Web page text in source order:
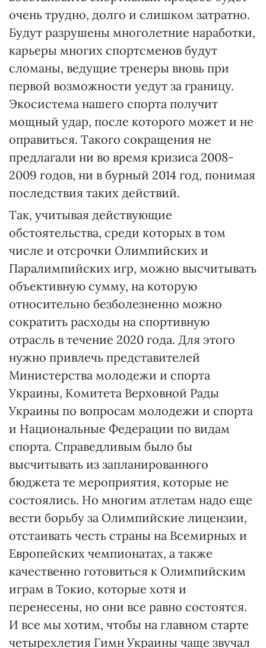
очень трудно, долго и слишком затратно.
Будут разрушены многолетние наработки,
карьеры многих спортсменов будут
сломаны, ведущие тренеры вновь при
первой возможности уедут за границу.
Экосистема нашего спорта получит
мощный удар, после которого может и не
оправиться. Такого сокращения не
предлагали ни во время кризиса 2008-
2009 годов, ни в бурный 2014 год, понимая
последствия таких действий.
Так, учитывая действующие
обстоятельства, среди которых в том
числе и отсрочки Олимпийских и
Паралимпийских игр, можно высчитывать
объективную сумму, на которую
относительно безболезненно можно
сократить расходы на спортивную
отрасль в течение 2020 года. Для этого
нужно привлечь представителей
Министерства молодежи и спорта
Украины, Комитета Верховной Рады
Украины по вопросам молодежи и спорта
и Национальные Федерации по видам
спорта. Справедливым было бы
высчитывать из запланированного
бюджета те мероприятия, которые не
состоялись. Но многим атлетам надо еще
вести борьбу за Олимпийские лицензии,
отстаивать честь страны на Всемирных и
Европейских чемпионатах, а также
качественно готовиться к Олимпийским
играм в Токио, которые хотя и
перенесены, но они все равно состоятся.
И все мы хотим, чтобы на главном старте
четырехлетия Гимн Украины чаще звучал